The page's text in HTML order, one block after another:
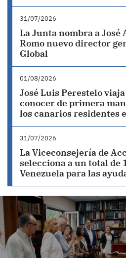
31/07/2026
La Junta nombra a José
Romo nuevo director
Global
01/08/2026
José Luis Perestelo
conocer de primera
los canarios residentes
31/07/2026
La Viceconsejería de
selecciona a un total de
Venezuela para las